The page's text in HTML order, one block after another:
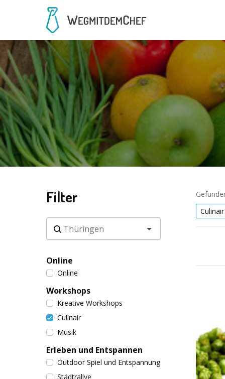
Filter
Online
Online
Workshops
Kreative Workshops
Culinair
Musik
Erleben und Entspannen
Outdoor Spiel und Entspannung
Städtrallye
Culinair